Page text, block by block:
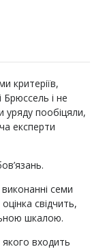
критеріїв,
Брюссель і не
уряду пообіцяли,
експерти
семи
свідчить,
шкалою.
якого входить